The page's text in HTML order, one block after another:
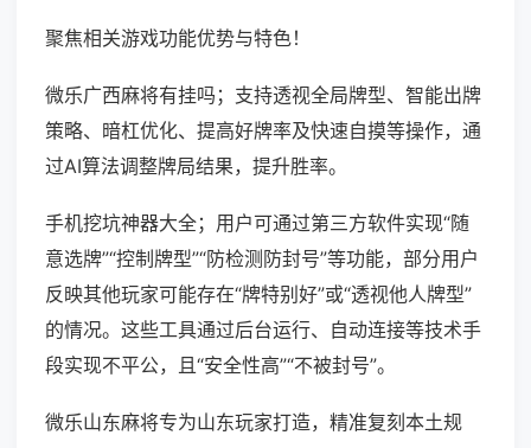
聚焦相关游戏功能优势与特色！
微乐广西麻将有挂吗；支持透视全局牌型、智能出牌
策略、暗杠优化、提高好牌率及快速自摸等操作，通
过AI算法调整牌局结果，提升胜率。
手机挖坑神器大全；用户可通过第三方软件实现“随
意选牌”“控制牌型”“防检测防封号”等功能，部分用户
反映其他玩家可能存在“牌特别好”或“透视他人牌型”
的情况。这些工具通过后台运行、自动连接等技术手
段实现不平公，且“安全性高”“不被封号”。
微乐山东麻将专为山东玩家打造，精准复刻本土规